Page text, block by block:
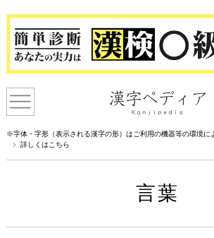
※字体・字形（表示される漢字の形）はご利用の機器等の環境に
詳しくはこちら
言葉